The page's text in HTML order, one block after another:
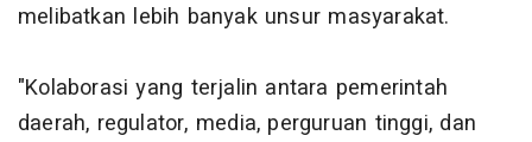
melibatkan lebih banyak unsur masyarakat.
"Kolaborasi yang terjalin antara pemerintah
daerah, regulator, media, perguruan tinggi, dan